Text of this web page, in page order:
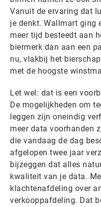
Vanuit de ervaring dat
je denkt. Wallmart ging
meer tijd besteedt aan
biermerk dan aan een
nu, vlakbij het
met de hoogste
Let wel: dat is een
De mogelijkheden om
leggen zijn oneindig
meer data voorhanden
die vandaag de dag
afgelopen twee jaar
bijzeggen dat alles
kwaliteit van je data.
klachtenafdeling over
verkooppafdeling. Dat